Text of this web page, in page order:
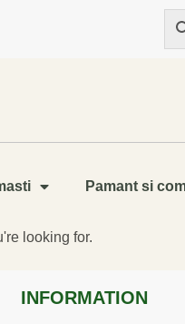
Pamant si
looking for.
INFORMATION